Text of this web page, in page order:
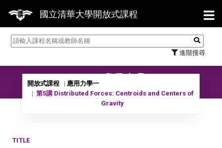
國立清華大學開放式課程
進階搜尋
【
10001 應用力學一
開放式課程
應用力學一
第5講 Distributed Forces: Centroids and Centers of
Gravity
TITLE